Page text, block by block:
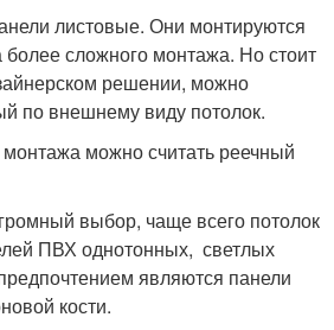
листовые. Они монтируются
более сложного монтажа. Но стоит
решении, можно
по внешнему виду потолок.
можно считать реечный
выбор, чаще всего потолок
ПВХ однотонных, светлых
являются панели
кости.